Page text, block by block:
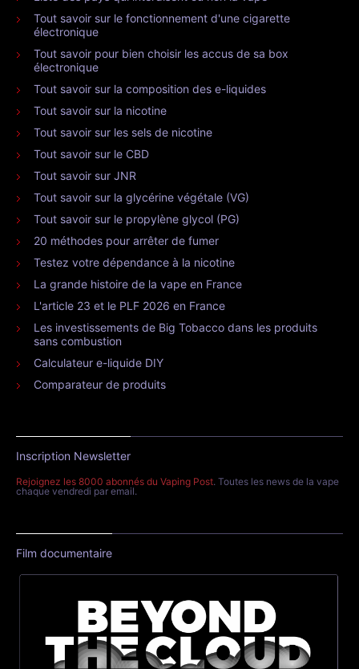
Tout savoir sur le fonctionnement d'une cigarette
électronique
Tout savoir pour bien choisir les accus de sa box
électronique
Tout savoir sur la composition des e-liquides
Tout savoir sur la nicotine
Tout savoir sur les sels de nicotine
Tout savoir sur le CBD
Tout savoir sur JNR
Tout savoir sur la glycérine végétale (VG)
Tout savoir sur le propylène glycol (PG)
20 méthodes pour arrêter de fumer
Testez votre dépendance à la nicotine
La grande histoire de la vape en France
L'article 23 et le PLF 2026 en France
Les investissements de Big Tobacco dans les produits
sans combustion
Calculateur e-liquide DIY
Comparateur de produits
Inscription Newsletter
Rejoignez les 8000 abonnés du Vaping Post. Toutes les news de la vape
chaque vendredi par email.
Film documentaire